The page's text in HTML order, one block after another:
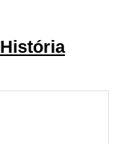
História